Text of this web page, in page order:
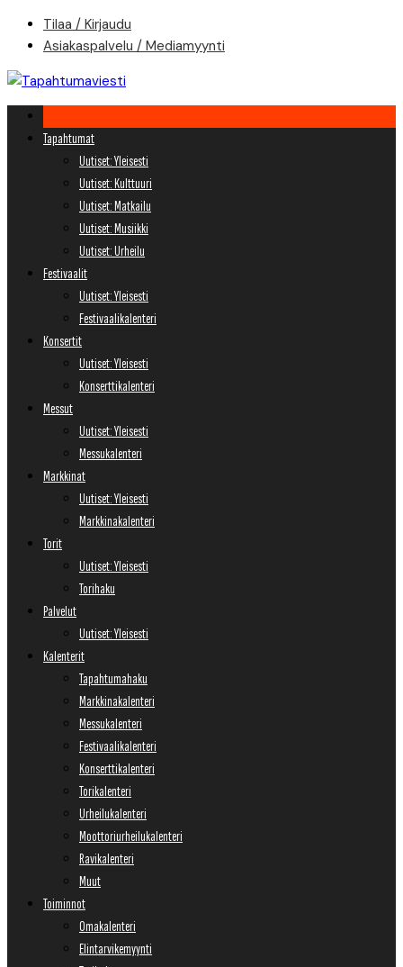
Skip
content
Tilaa / Kirjaudu
Asiakaspalvelu / Mediamyynti
Tapahtumat
Uutiset: Yleisesti
Uutiset: Kulttuuri
Uutiset: Matkailu
Uutiset: Musiikki
Uutiset: Urheilu
Festivaalit
Uutiset: Yleisesti
Festivaalikalenteri
Konsertit
Uutiset: Yleisesti
Konserttikalenteri
Messut
Uutiset: Yleisesti
Messukalenteri
Markkinat
Uutiset: Yleisesti
Markkinakalenteri
Torit
Uutiset: Yleisesti
Torihaku
Palvelut
Uutiset: Yleisesti
Kalenterit
Tapahtumahaku
Markkinakalenteri
Messukalenteri
Festivaalikalenteri
Konserttikalenteri
Torikalenteri
Urheilukalenteri
Moottoriurheilukalenteri
Ravikalenteri
Muut
Toiminnot
Omakalenteri
Elintarvikemyynti